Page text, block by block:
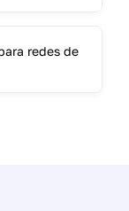
redes de